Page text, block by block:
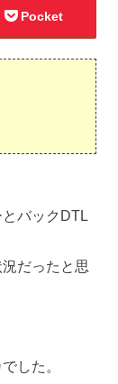
Pocket
バックDTL
だったと思
した。